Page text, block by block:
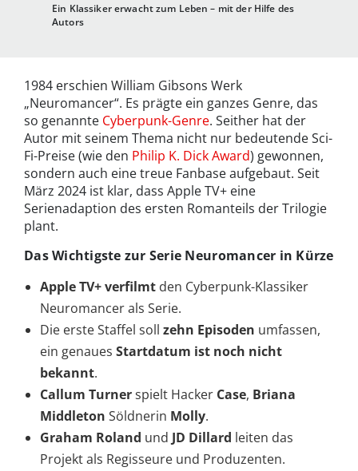
Ein Klassiker erwacht zum Leben – mit der Hilfe des
Autors
1984 erschien William Gibsons Werk
„Neuromancer“. Es prägte ein ganzes Genre, das
so genannte Cyberpunk-Genre. Seither hat der
Autor mit seinem Thema nicht nur bedeutende Sci-
Fi-Preise (wie den Philip K. Dick Award) gewonnen,
sondern auch eine treue Fanbase aufgebaut. Seit
März 2024 ist klar, dass Apple TV+ eine
Serienadaption des ersten Romanteils der Trilogie
plant.
Das Wichtigste zur Serie Neuromancer in Kürze
Apple TV+ verfilmt den Cyberpunk-Klassiker
Neuromancer als Serie.
Die erste Staffel soll zehn Episoden umfassen,
ein genaues Startdatum ist noch nicht
bekannt.
Callum Turnerspielt Hacker Case, Briana
Middleton Söldnerin Molly.
Graham Roland und JD Dillard leiten das
Projekt als Regisseure und Produzenten.